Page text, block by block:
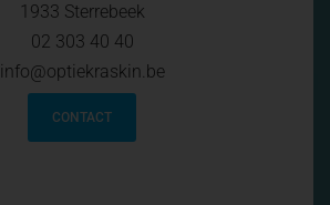
1933 Sterrebeek
02 303 40 40
info@optiekraskin.be
CONTACT